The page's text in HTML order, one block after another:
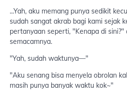
...Yah, aku memang punya sedikit
sudah sangat akrab bagi kami sejak
pertanyaan seperti, "Kenapa di
semacamnya.
"Yah, sudah waktunya—"
"Aku senang bisa menyela obrolan
masih punya banyak waktu kok~"